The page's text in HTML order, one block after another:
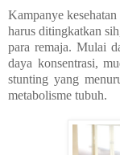
Kampanye
harus ditingkatkan
para remaja. Mulai
daya konsentrasi,
stunting yang
metabolisme tubuh.